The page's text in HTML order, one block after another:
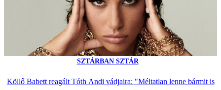
SZTÁRBAN SZTÁR
Köllő Babett reagált Tóth Andi vádjaira: "Méltatlan lenne bármit is